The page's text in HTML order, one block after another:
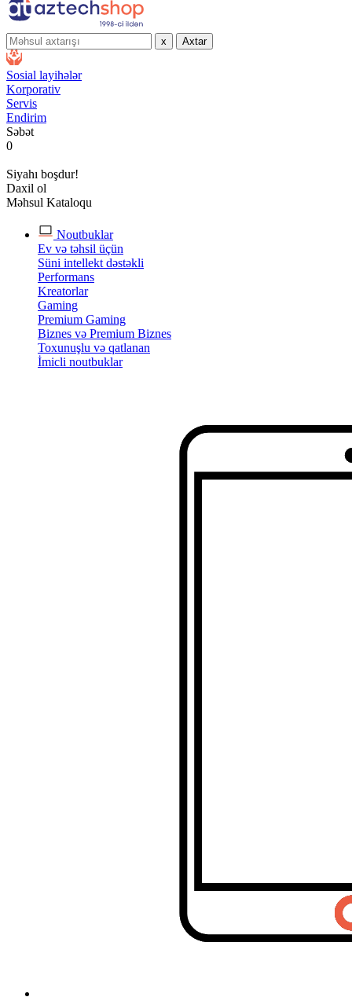
x Axtar
Sosial layihələr
Korporativ
Servis
Endirim
Səbət
0
Siyahı boşdur!
Daxil ol
Məhsul Kataloqu
Noutbuklar
Ev və təhsil üçün
Süni intellekt dəstəkli
Performans
Kreatorlar
Gaming
Premium Gaming
Biznes və Premium Biznes
Toxunuşlu və qatlanan
İmicli noutbuklar